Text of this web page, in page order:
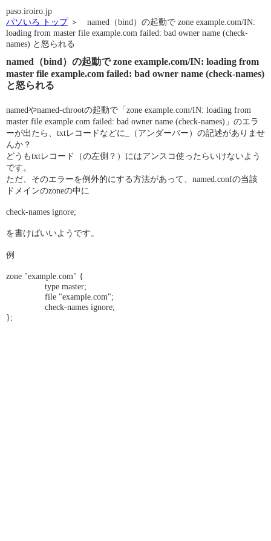
paso.iroiro.jp
パソいろ トップ＞ named（bind）の起動で zone example.com/IN:
loading from master file example.com failed: bad owner name (check-
names) と怒られる
named（bind）の起動で zone example.com/IN: loading from
master file example.com failed: bad owner name (check-names)
と怒られる
namedやnamed-chrootの起動で「zone example.com/IN: loading from
master file example.com failed: bad owner name (check-names)」のエラ
ーが出たら、txtレコードなどに_（アンダーバー）の記述がありませ
んか？
どうもtxtレコード（の左側？）にはアンスコ使ったらいけないよう
です。
ただ、そのエラーを例外的にする方法があって、named.confの当該
ドメインのzoneの中に
check-names ignore;
を書けばいいようです。
例
zone "example.com" {
type master;
file "example.com";
check-names ignore;
};